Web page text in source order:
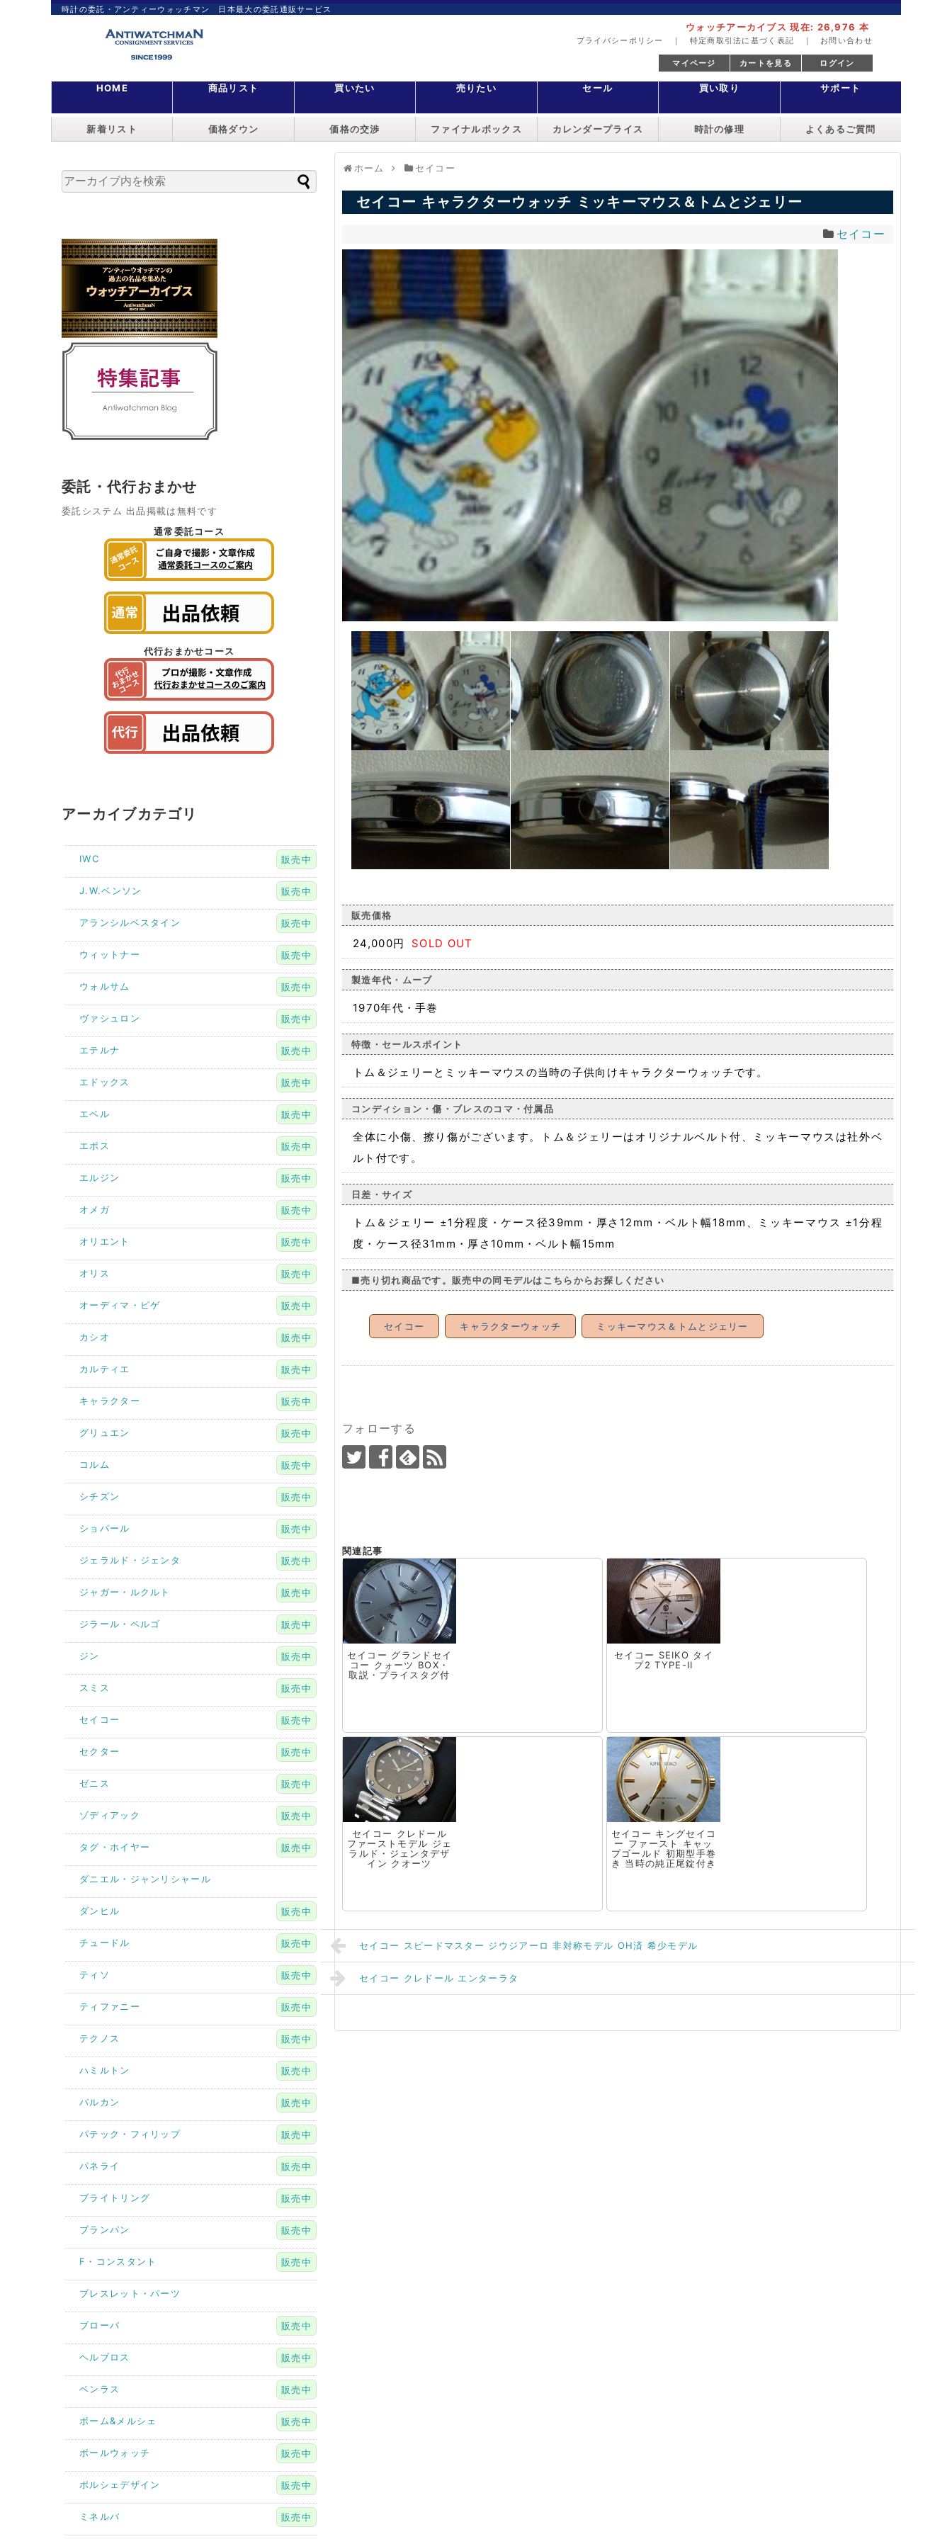
時計の委託・アンティーウォッチマン 日本最大の委託通販サービス
ウォッチアーカイブス 現在: 26,976 本
プライバシーポリシー ｜ 特定商取引法に基づく表記 ｜ お問い合わせ
ログイン
カートを見る
マイページ
HOME 商品リスト 買いたい 売りたい セール 買い取り サポート
新着リスト 価格ダウン 価格の交渉 ファイナルボックス カレンダープライス 時計の修理 よくあるご質問
ホーム セイコー
セイコー キャラクターウォッチ ミッキーマウス＆トムとジェリー
セイコー
販売価格
24,000円 SOLD OUT
製造年代・ムーブ
1970年代・手巻
特徴・セールスポイント
トム＆ジェリーとミッキーマウスの当時の子供向けキャラクターウォッチです。
コンディション・傷・ブレスのコマ・付属品
全体に小傷、擦り傷がございます。トム＆ジェリーはオリジナルベルト付、ミッキーマウスは社外ベ
ルト付です。
日差・サイズ
トム＆ジェリー ±1分程度・ケース径39mm・厚さ12mm・ベルト幅18mm、ミッキーマウス ±1分程
度・ケース径31mm・厚さ10mm・ベルト幅15mm
■売り切れ商品です。販売中の同モデルはこちらからお探しください
セイコー キャラクターウォッチ ミッキーマウス＆トムとジェリー
フォローする
関連記事
セイコー グランドセイ
コー クォーツ BOX・
取説・プライスタグ付
セイコー SEIKO タイ
プ2 TYPE-II
セイコー クレドール
ファーストモデル ジェ
ラルド・ジェンタデザ
イン クオーツ
セイコー キングセイコ
ー ファースト キャッ
プゴールド 初期型手巻
き 当時の純正尾錠付き
セイコー スピードマスター ジウジアーロ 非対称モデル OH済 希少モデル
セイコー クレドール エンターラタ
委託・代行おまかせ
委託システム 出品掲載は無料です
通常委託コース
代行おまかせコース
アーカイブカテゴリ
IWC 販売中
J.W.ベンソン 販売中
アランシルベスタイン 販売中
ウィットナー 販売中
ウォルサム 販売中
ヴァシュロン 販売中
エテルナ 販売中
エドックス 販売中
エベル 販売中
エポス 販売中
エルジン 販売中
オメガ 販売中
オリエント 販売中
オリス 販売中
オーディマ・ピゲ 販売中
カシオ 販売中
カルティエ 販売中
キャラクター 販売中
グリュエン 販売中
コルム 販売中
シチズン 販売中
ショパール 販売中
ジェラルド・ジェンタ 販売中
ジャガー・ルクルト 販売中
ジラール・ペルゴ 販売中
ジン 販売中
スミス 販売中
セイコー 販売中
セクター 販売中
ゼニス 販売中
ゾディアック 販売中
タグ・ホイヤー 販売中
ダニエル・ジャンリシャール
ダンヒル 販売中
チュードル 販売中
ティソ 販売中
ティファニー 販売中
テクノス 販売中
ハミルトン 販売中
バルカン 販売中
パテック・フィリップ 販売中
パネライ 販売中
ブライトリング 販売中
ブランパン 販売中
F・コンスタント 販売中
ブレスレット・パーツ
ブローバ 販売中
ヘルブロス 販売中
ベンラス 販売中
ボーム&メルシェ 販売中
ボールウォッチ 販売中
ポルシェデザイン 販売中
ミネルバ 販売中